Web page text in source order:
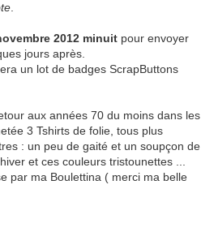
2012 minuit pour envoyer
jours après.
un lot de badges ScrapButtons
aux années 70 du moins dans les
3 Tshirts de folie, tous plus
: un peu de gaité et un soupçon de
et ces couleurs tristounettes ...
par ma Boulettina ( merci ma belle